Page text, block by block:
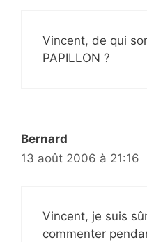
Vincent, de qui
PAPILLON ?
Bernard
13 août 2006 à 21:16
Vincent, je suis
commenter